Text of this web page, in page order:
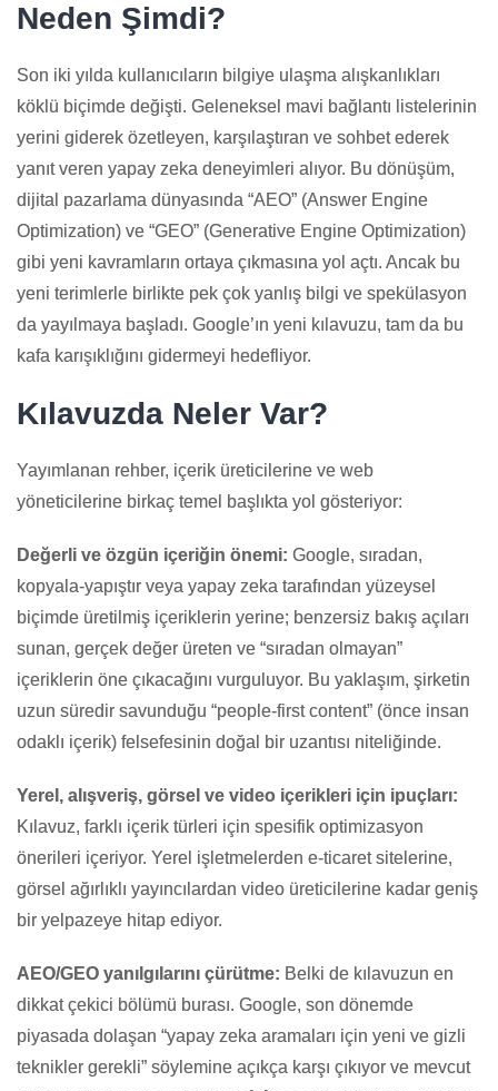
Neden Şimdi?
Son iki yılda kullanıcıların bilgiye ulaşma alışkanlıkları
köklü biçimde değişti. Geleneksel mavi bağlantı listelerinin
yerini giderek özetleyen, karşılaştıran ve sohbet ederek
yanıt veren yapay zeka deneyimleri alıyor. Bu dönüşüm,
dijital pazarlama dünyasında “AEO” (Answer Engine
Optimization) ve “GEO” (Generative Engine Optimization)
gibi yeni kavramların ortaya çıkmasına yol açtı. Ancak bu
yeni terimlerle birlikte pek çok yanlış bilgi ve spekülasyon
da yayılmaya başladı. Google’ın yeni kılavuzu, tam da bu
kafa karışıklığını gidermeyi hedefliyor.
Kılavuzda Neler Var?
Yayımlanan rehber, içerik üreticilerine ve web
yöneticilerine birkaç temel başlıkta yol gösteriyor:
Değerli ve özgün içeriğin önemi: Google, sıradan,
kopyala-yapıştır veya yapay zeka tarafından yüzeysel
biçimde üretilmiş içeriklerin yerine; benzersiz bakış açıları
sunan, gerçek değer üreten ve “sıradan olmayan”
içeriklerin öne çıkacağını vurguluyor. Bu yaklaşım, şirketin
uzun süredir savunduğu “people-first content” (önce insan
odaklı içerik) felsefesinin doğal bir uzantısı niteliğinde.
Yerel, alışveriş, görsel ve video içerikleri için ipuçları:
Kılavuz, farklı içerik türleri için spesifik optimizasyon
önerileri içeriyor. Yerel işletmelerden e-ticaret sitelerine,
görsel ağırlıklı yayıncılardan video üreticilerine kadar geniş
bir yelpazeye hitap ediyor.
AEO/GEO yanılgılarını çürütme: Belki de kılavuzun en
dikkat çekici bölümü burası. Google, son dönemde
piyasada dolaşan “yapay zeka aramaları için yeni ve gizli
teknikler gerekli” söylemine açıkça karşı çıkıyor ve mevcut